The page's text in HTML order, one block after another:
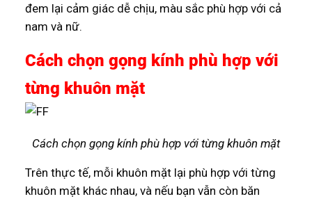
đem lại cảm giác dễ chịu, màu sắc phù hợp với cả
nam và nữ.
Cách chọn gọng kính phù hợp với
từng khuôn mặt
Cách chọn gọng kính phù hợp với từng khuôn mặt
Trên thực tế, mỗi khuôn mặt lại phù hợp với từng
khuôn mặt khác nhau, và nếu bạn vẫn còn băn